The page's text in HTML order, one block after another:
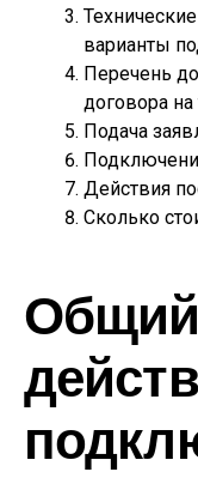
варианты
Перечень
договора
Подача
Действия
Сколько